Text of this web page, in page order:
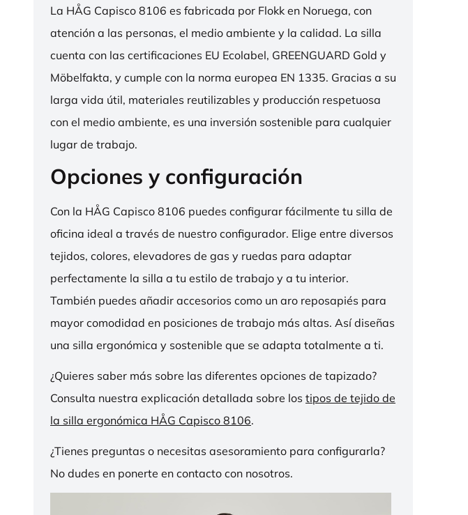
La HÅG Capisco 8106 es fabricada por Flokk en Noruega, con
atención a las personas, el medio ambiente y la calidad. La silla
cuenta con las certificaciones EU Ecolabel, GREENGUARD Gold y
Möbelfakta, y cumple con la norma europea EN 1335. Gracias a su
larga vida útil, materiales reutilizables y producción respetuosa
con el medio ambiente, es una inversión sostenible para cualquier
lugar de trabajo.
Opciones y configuración
Con la HÅG Capisco 8106 puedes configurar fácilmente tu silla de
oficina ideal a través de nuestro configurador. Elige entre diversos
tejidos, colores, elevadores de gas y ruedas para adaptar
perfectamente la silla a tu estilo de trabajo y a tu interior.
También puedes añadir accesorios como un aro reposapiés para
mayor comodidad en posiciones de trabajo más altas. Así diseñas
una silla ergonómica y sostenible que se adapta totalmente a ti.
¿Quieres saber más sobre las diferentes opciones de tapizado?
Consulta nuestra explicación detallada sobre los tipos de tejido de
la silla ergonómica HÅG Capisco 8106.
¿Tienes preguntas o necesitas asesoramiento para configurarla?
No dudes en ponerte en contacto con nosotros.